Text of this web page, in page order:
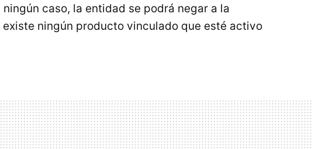
caso, la entidad se podrá negar a la
ningún producto vinculado que esté activo